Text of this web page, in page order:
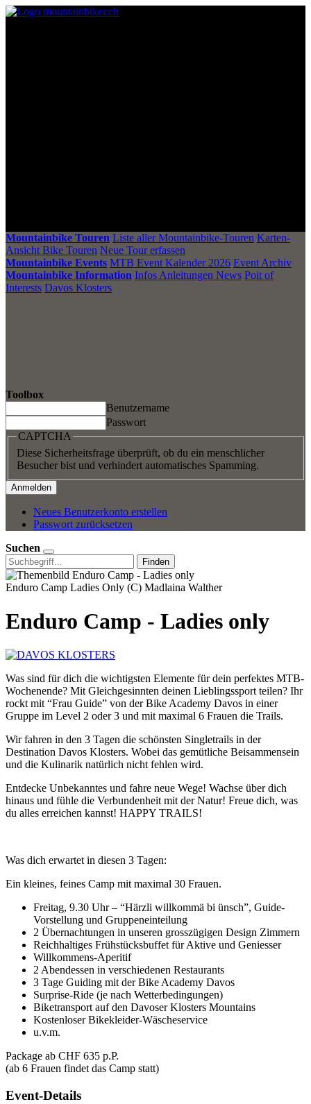
Mountainbike Touren Liste aller Mountainbike-Touren Karten-
Ansicht Bike Touren Neue Tour erfassen
Mountainbike Events MTB Event Kalender 2026 Event Archiv
Mountainbike Information Infos Anleitungen News Poit of
Interests Davos Klosters
Toolbox
Benutzername
Passwort
CAPTCHA
Diese Sicherheitsfrage überprüft, ob du ein menschlicher
Besucher bist und verhindert automatisches Spamming.
Neues Benutzerkonto erstellen
Passwort zurücksetzen
Suchen
Finden
Enduro Camp Ladies Only (C) Madlaina Walther
Enduro Camp - Ladies only
Was sind für dich die wichtigsten Elemente für dein perfektes MTB-
Wochenende? Mit Gleichgesinnten deinen Lieblingssport teilen? Ihr
rockt mit “Frau Guide” von der Bike Academy Davos in einer
Gruppe im Level 2 oder 3 und mit maximal 6 Frauen die Trails.
Wir fahren in den 3 Tagen die schönsten Singletrails in der
Destination Davos Klosters. Wobei das gemütliche Beisammensein
und die Kulinarik natürlich nicht fehlen wird.
Entdecke Unbekanntes und fahre neue Wege! Wachse über dich
hinaus und fühle die Verbundenheit mit der Natur! Freue dich, was
du alles erreichen kannst! HAPPY TRAILS!
Was dich erwartet in diesen 3 Tagen:
Ein kleines, feines Camp mit maximal 30 Frauen.
Freitag, 9.30 Uhr – “Härzli willkommä bi ünsch”, Guide-
Vorstellung und Gruppeneinteilung
2 Übernachtungen in unseren grosszügigen Design Zimmern
Reichhaltiges Frühstücksbuffet für Aktive und Geniesser
Willkommens-Aperitif
2 Abendessen in verschiedenen Restaurants
3 Tage Guiding mit der Bike Academy Davos
Surprise-Ride (je nach Wetterbedingungen)
Biketransport auf den Davoser Klosters Mountains
Kostenloser Bikekleider-Wäscheservice
u.v.m.
Package ab CHF 635 p.P.
(ab 6 Frauen findet das Camp statt)
Event-Details